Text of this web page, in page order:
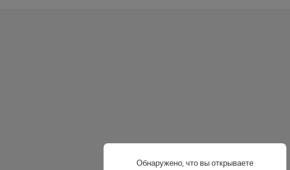
Обнаружено, что вы открываете